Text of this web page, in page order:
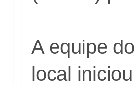
A equipe
local